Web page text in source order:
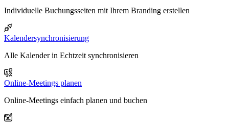
Individuelle Buchungsseiten mit Ihrem Branding erstellen
Kalendersynchronisierung
Alle Kalender in Echtzeit synchronisieren
Online-Meetings planen
Online-Meetings einfach planen und buchen